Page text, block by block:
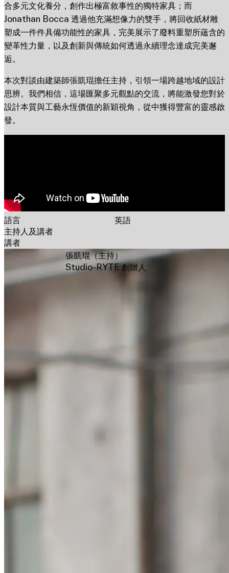
合多元文化養分，創作出極富敘事性的獨特家具；而
Jonathan Bocca 透過他充滿想像力的雙手，將回收紙材雕
塑成一件件具備功能性的家具，完美展示了廢料重塑所蘊含的
變革性力量，以及創新與傳統如何透過永續理念達成完美邂
逅。
本次對談由建築師張凱琨擔任主持，引領一場跨越地域的設計
思辨。我們相信，這場匯聚多元觀點的交流，將能激發您對於
設計本質與工藝永恆價值的新穎視角，從中獲得豐富的靈感啟
發。
語言
英語
主持人及講者
講者
張凱琨（主持）
Studio-RYTE 創辦人